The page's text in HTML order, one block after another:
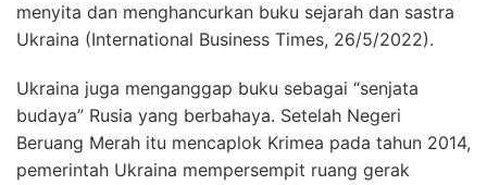
menyita dan menghancurkan buku sejarah dan sastra
Ukraina (International Business Times, 26/5/2022).
Ukraina juga menganggap buku sebagai “senjata
budaya” Rusia yang berbahaya. Setelah Negeri
Beruang Merah itu mencaplok Krimea pada tahun 2014,
pemerintah Ukraina mempersempit ruang gerak